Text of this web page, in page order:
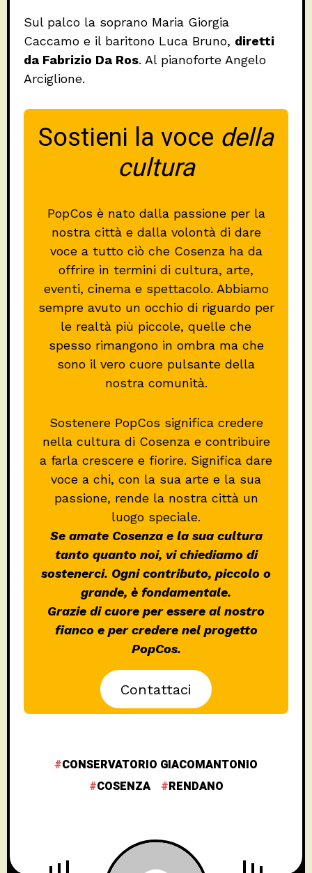
Sul palco la soprano Maria Giorgia
Caccamo e il baritono Luca Bruno, diretti
da Fabrizio Da Ros. Al pianoforte Angelo
Arciglione.
Sostieni la voce della
cultura
PopCos è nato dalla passione per la
nostra città e dalla volontà di dare
voce a tutto ciò che Cosenza ha da
offrire in termini di cultura, arte,
eventi, cinema e spettacolo. Abbiamo
sempre avuto un occhio di riguardo per
le realtà più piccole, quelle che
spesso rimangono in ombra ma che
sono il vero cuore pulsante della
nostra comunità.
Sostenere PopCos significa credere
nella cultura di Cosenza e contribuire
a farla crescere e fiorire. Significa dare
voce a chi, con la sua arte e la sua
passione, rende la nostra città un
luogo speciale.
Se amate Cosenza e la sua cultura
tanto quanto noi, vi chiediamo di
sostenerci. Ogni contributo, piccolo o
grande, è fondamentale.
Grazie di cuore per essere al nostro
fianco e per credere nel progetto
PopCos.
Contattaci
CONSERVATORIO GIACOMANTONIO
COSENZA
RENDANO